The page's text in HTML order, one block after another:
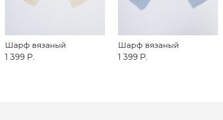
Шарф вязаный
1 399 Р.
Шарф вязаный
1 399 Р.